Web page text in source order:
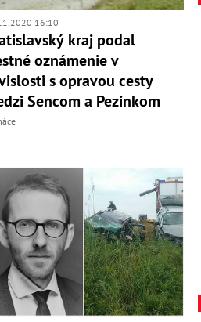
16:10
kraj podal
oznámenie v
s opravou cesty
Sencom a Pezinkom